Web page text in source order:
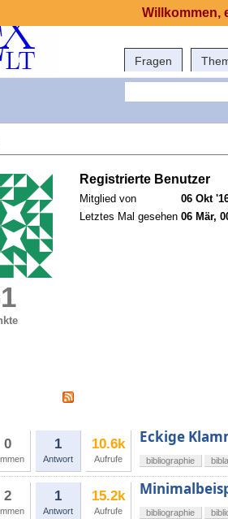
Fragen
Registrierte Benutzer
Mitglied von
06 Okt
Letztes Mal gesehen 06 Mär,
0 1
Antwort
10.6k
Aufrufe
Eckige
bibliographie
2 1
Antwort
15.2k
Aufrufe bibliographie
Willkommen,